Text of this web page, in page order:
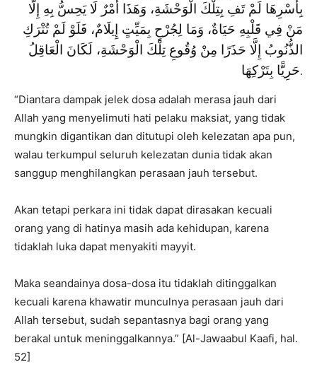
بِأَسْرِهَا لَمْ تَفِ بِتِلْكَ الْوَحْشَةِ، وَهَذَا أَمْرٌ لَا يَحِسُّ بِهِ إِلَّا
مَنْ فِي قَلْبِهِ حَيَاةٌ، وَمَا لِجُرْحٍ بِمَيِّتٍ إِيلَامٌ، فَلَوْ لَمْ تُتْرَكِ
الذُّنُوبُ إِلَّا حَذَرًا مِنْ وُقُوعِ تِلْكَ الْوَحْشَةِ، لَكَانَ الْعَاقِلُ
حَرِيًّا بِتَرْكِهَا.
“Diantara dampak jelek dosa adalah merasa jauh dari
Allah yang menyelimuti hati pelaku maksiat, yang tidak
mungkin digantikan dan ditutupi oleh kelezatan apa pun,
walau terkumpul seluruh kelezatan dunia tidak akan
sanggup menghilangkan perasaan jauh tersebut.
Akan tetapi perkara ini tidak dapat dirasakan kecuali
orang yang di hatinya masih ada kehidupan, karena
tidaklah luka dapat menyakiti mayyit.
Maka seandainya dosa-dosa itu tidaklah ditinggalkan
kecuali karena khawatir munculnya perasaan jauh dari
Allah tersebut, sudah sepantasnya bagi orang yang
berakal untuk meninggalkannya.” [Al-Jawaabul Kaafi, hal.
52]